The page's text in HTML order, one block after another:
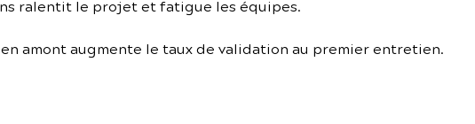
ralentit le projet et fatigue les équipes.
amont augmente le taux de validation au premier entretien.